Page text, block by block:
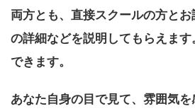
両方とも、直接スクールの方と
の詳細などを説明してもらえま
できます。
あなた自身の目で見て、雰囲気